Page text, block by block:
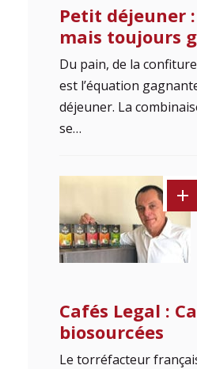
Petit déjeuner
mais toujours
Du pain, de la
est l’équation
déjeuner. La
se…
Cafés Legal :
biosourcées
Le torréfacteur